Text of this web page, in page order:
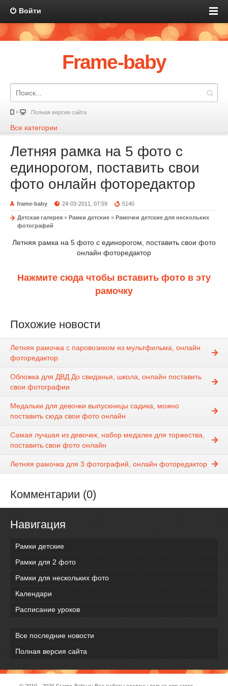
Войти
Frame-baby
Полная версия сайта
Все категории
Летняя рамка на 5 фото с
единорогом, поставить свои
фото онлайн фоторедактор
frame-baby 24-03-2011, 07:59 5140
Детская галерея » Рамки детские » Рамочки детские для нескольких
фотографий
Летняя рамка на 5 фото с единорогом, поставить свои фото
онлайн фоторедактор
Нажмите сюда чтобы вставить фото в эту
рамочку
Похожие новости
Летняя рамочка с паровозиком из мультфильма, онлайн
фоторедактор
Обложка для ДВД До свиданья, школа, онлайн поставить
свои фотографии
Медальки для девочки выпускницы садика, можно
поставить сюда свои фото онлайн
Самая лучшая из девочек, набор медалек для торжества,
поставить свои фото онлайн
Летняя рамочка для 3 фотографий, онлайн фоторедактор
Комментарии (0)
Навигация
Рамки детские
Рамки для 2 фото
Рамки для нескольких фото
Календари
Расписание уроков
Все последние новости
Полная версия сайта